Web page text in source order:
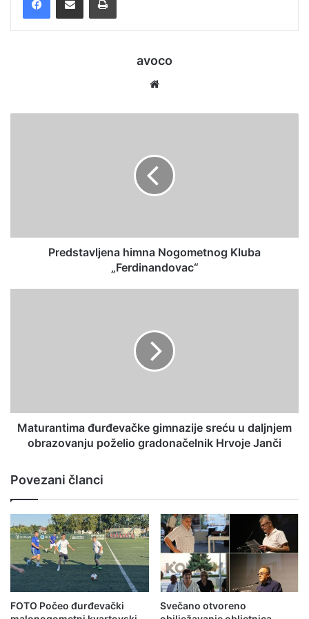
avoco
Predstavljena himna Nogometnog Kluba
„Ferdinandovac“
Maturantima đurđevačke gimnazije sreću u daljnjem
obrazovanju poželio gradonačelnik Hrvoje Janči
Povezani članci
FOTO Počeo đurđevački
Svečano otvoreno